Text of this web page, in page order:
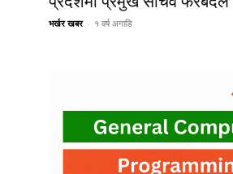
भर्खर खबर - १ वर्ष अगाडि